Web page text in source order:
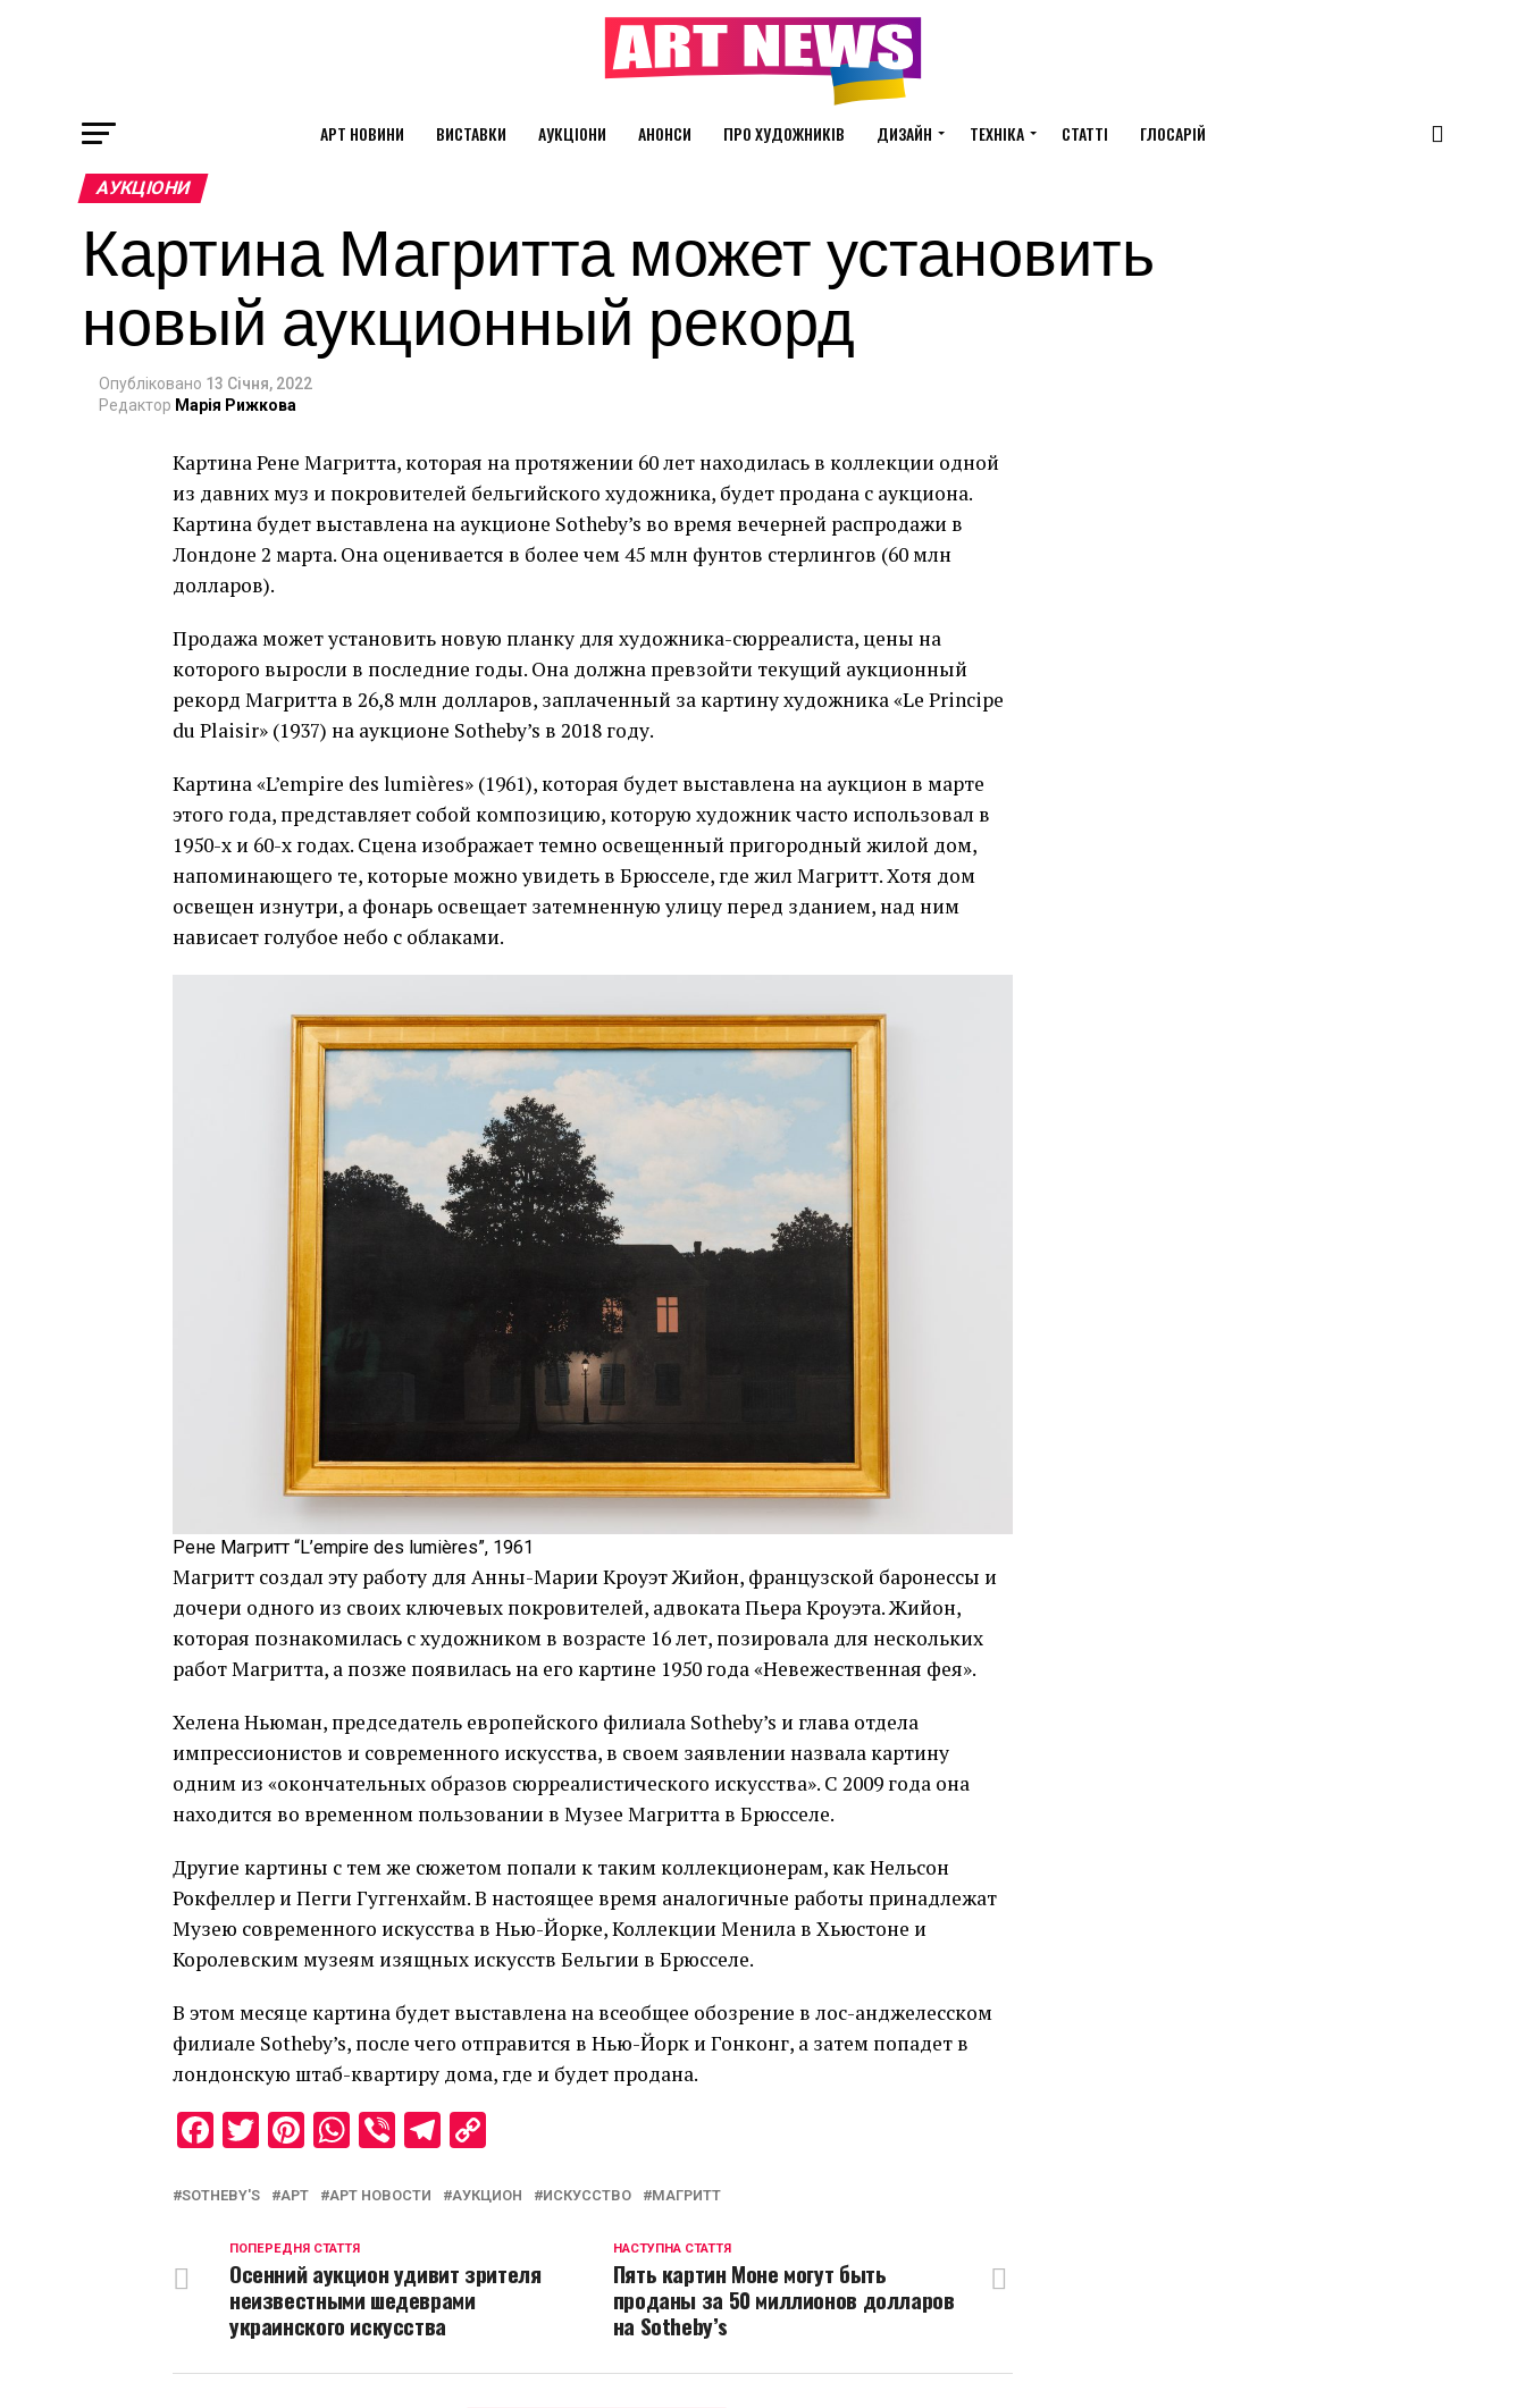
АРТ НОВИНИ ВИСТАВКИ АУКЦІОНИ АНОНСИ ПРО ХУДОЖНИКІВ ДИЗАЙН ТЕХНІКА СТАТТІ ГЛОСАРІЙ
АУКЦІОНИ
Картина Магритта может установить
новый аукционный рекорд
Опубліковано 13 Січня, 2022
Редактор Марія Рижкова
Картина Рене Магритта, которая на протяжении 60 лет находилась в коллекции одной
из давних муз и покровителей бельгийского художника, будет продана с аукциона.
Картина будет выставлена на аукционе Sotheby’s во время вечерней распродажи в
Лондоне 2 марта. Она оценивается в более чем 45 млн фунтов стерлингов (60 млн
долларов).
Продажа может установить новую планку для художника-сюрреалиста, цены на
которого выросли в последние годы. Она должна превзойти текущий аукционный
рекорд Магритта в 26,8 млн долларов, заплаченный за картину художника «Le Principe
du Plaisir» (1937) на аукционе Sotheby’s в 2018 году.
Картина «L’empire des lumières» (1961), которая будет выставлена на аукцион в марте
этого года, представляет собой композицию, которую художник часто использовал в
1950-х и 60-х годах. Сцена изображает темно освещенный пригородный жилой дом,
напоминающего те, которые можно увидеть в Брюсселе, где жил Магритт. Хотя дом
освещен изнутри, а фонарь освещает затемненную улицу перед зданием, над ним
нависает голубое небо с облаками.
Рене Магритт “L’empire des lumières”, 1961
Магритт создал эту работу для Анны-Марии Кроуэт Жийон, французской баронессы и
дочери одного из своих ключевых покровителей, адвоката Пьера Кроуэта. Жийон,
которая познакомилась с художником в возрасте 16 лет, позировала для нескольких
работ Магритта, а позже появилась на его картине 1950 года «Невежественная фея».
Хелена Ньюман, председатель европейского филиала Sotheby’s и глава отдела
импрессионистов и современного искусства, в своем заявлении назвала картину
одним из «окончательных образов сюрреалистического искусства». С 2009 года она
находится во временном пользовании в Музее Магритта в Брюсселе.
Другие картины с тем же сюжетом попали к таким коллекционерам, как Нельсон
Рокфеллер и Пегги Гуггенхайм. В настоящее время аналогичные работы принадлежат
Музею современного искусства в Нью-Йорке, Коллекции Менила в Хьюстоне и
Королевским музеям изящных искусств Бельгии в Брюсселе.
В этом месяце картина будет выставлена на всеобщее обозрение в лос-анджелесском
филиале Sotheby’s, после чего отправится в Нью-Йорк и Гонконг, а затем попадет в
лондонскую штаб-квартиру дома, где и будет продана.
Facebook
Twitter
Pinterest
WhatsApp
ViberTelegram
SOTHEBY'S АРТ АРТ НОВОСТИ АУКЦИОН ИСКУССТВО МАГРИТТ
НАСТУПНА СТАТТЯ
Пять картин Моне могут быть
проданы за 50 миллионов долларов
на Sotheby’s
ПОПЕРЕДНЯ СТАТТЯ
Осенний аукцион удивит зрителя
неизвестными шедеврами
украинского искусства